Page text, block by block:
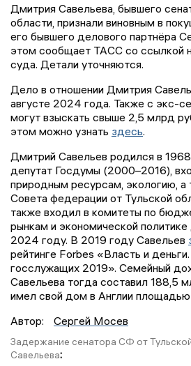
Дмитрия Савельева, бывшего
области, признали виновным в
его бывшего делового партнёра
этом сообщает ТАСС со ссылкой
суда. Детали уточняются.
Дело в отношении Дмитрия
августе 2024 года. Также с экс-
могут взыскать свыше 2,5 млрд
этом можно узнать здесь.
Дмитрий Савельев родился в
депутат Госдумы (2000–2016),
природным ресурсам, экологию,
Совета федерации от Тульской
также входил в комитеты по
рынкам и экономической
2024 году. В 2019 году Савельев
рейтинге Forbes «Власть и
госслужащих 2019». Семейный
Савельева тогда составил 188,5
имел свой дом в Англии
Автор:
Сергей Мосев
Задержание сенатора СФ от
Савельева: